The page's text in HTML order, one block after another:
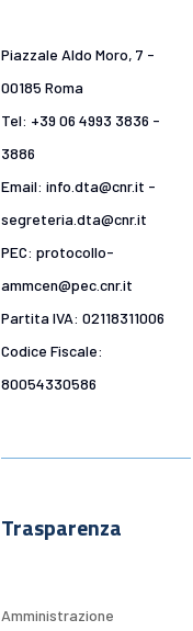
Piazzale Aldo Moro, 7 -
00185 Roma
Tel: +39 06 4993 3836 -
3886
Email: info.dta@cnr.it -
segreteria.dta@cnr.it
PEC: protocollo-
ammcen@pec.cnr.it
Partita IVA: 02118311006
Codice Fiscale:
80054330586
Trasparenza
Amministrazione